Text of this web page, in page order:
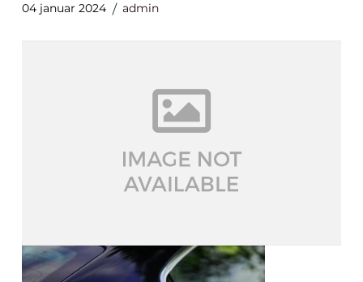
04 januar 2024 admin